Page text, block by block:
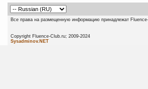
Все права на размещенную информацию принадлежат
Copyright Fluence-
Sysadminov.NET